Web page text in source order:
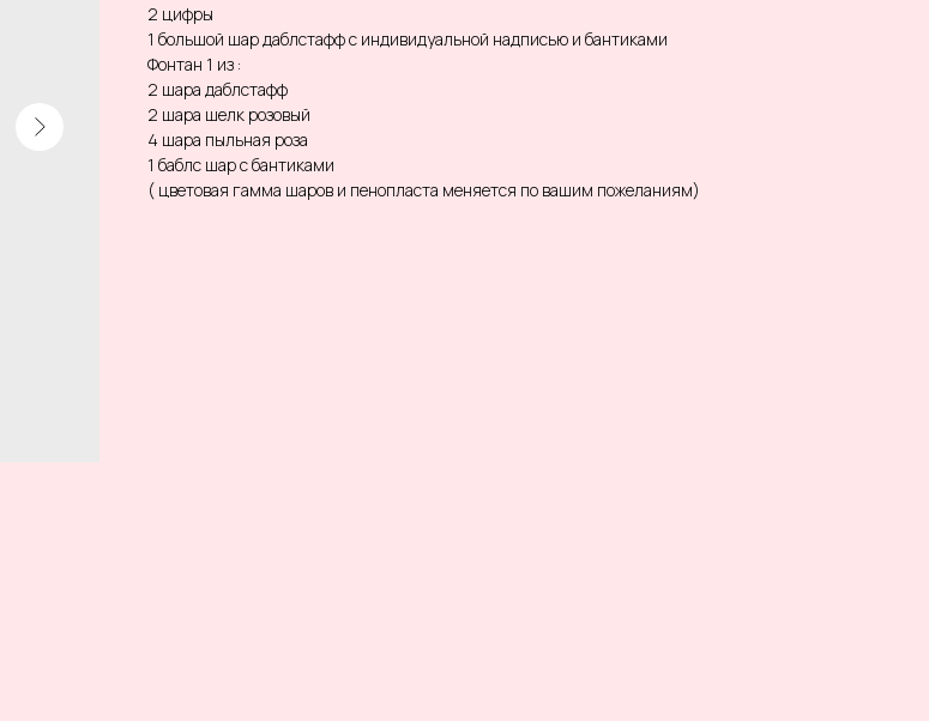
2 цифры
1 большой шар даблстафф с индивидуальной надписью и бантиками
Фонтан 1 из :
2 шара даблстафф
2 шара шелк розовый
4 шара пыльная роза
1 баблс шар с бантиками
( цветовая гамма шаров и пенопласта меняется по вашим пожеланиям)